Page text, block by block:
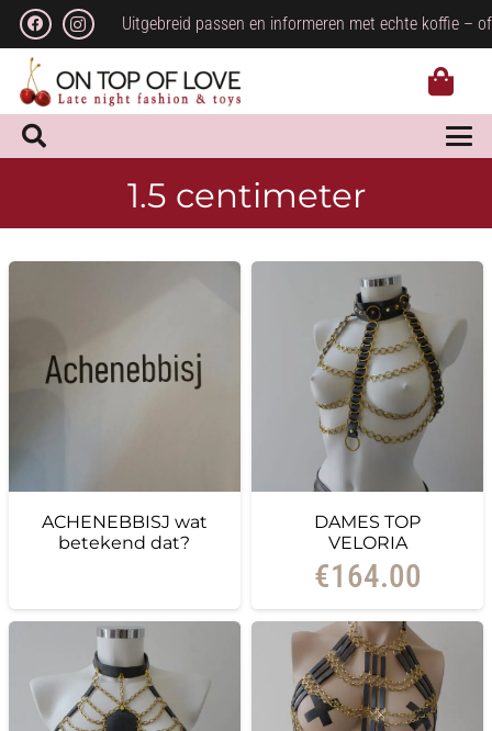
Uitgebreid passen en informeren met echte koffie –
1.5 centimeter
ACHENEBBISJ wat
betekend dat?
DAMES TOP
VELORIA
€164.00